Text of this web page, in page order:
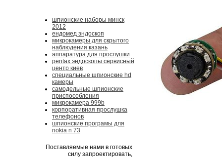
шпионские наборы минск
2012
ендомед эндоскоп
микрокамеры для скрытого
наблюдения казань
аппаратура для прослушки
pentax эндоскопы сервисный
центр киев
специальные шпионские hd
камеры
самодельные шпионские
приспособления
микрокамера 999b
корпоративная прослушка
телефонов
шпионские програмы для
nokia n 73
Поставляемые нами в готовых
силу запроектировать,